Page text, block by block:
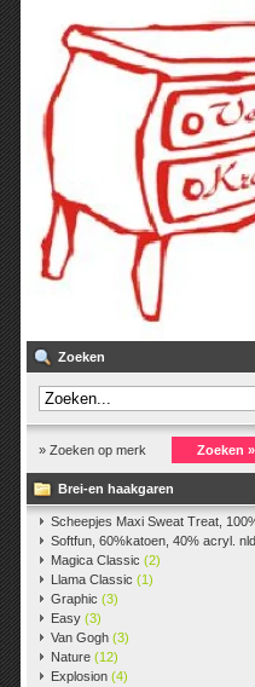
Zoeken
» Zoeken op merk Zoeken »
Brei-en haakgaren
Scheepjes Maxi Sweat Treat,
Softfun, 60%katoen, 40% acryl.
Magica Classic (2)
Llama Classic (1)
Graphic (3)
Easy (3)
Van Gogh (3)
Nature (12)
Explosion (4)